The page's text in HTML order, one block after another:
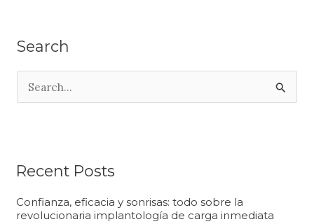
Search
u
a
p
Recent Posts
Confianza, eficacia y sonrisas: todo sobre la
revolucionaria implantología de carga inmediata